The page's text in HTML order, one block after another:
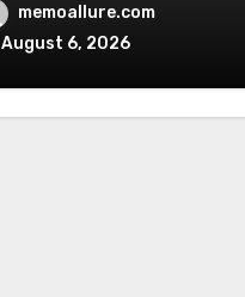
memoallure.com
August 6, 2026